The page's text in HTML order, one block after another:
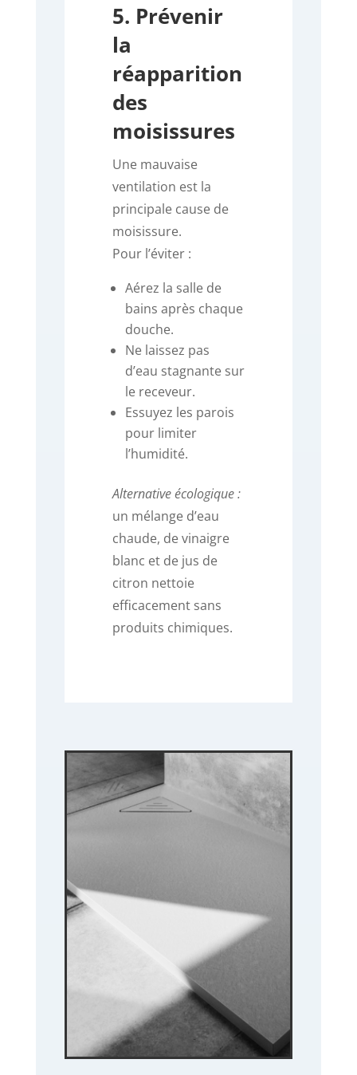
5. Prévenir
la
réapparition
des
moisissures
Une mauvaise
ventilation est la
principale cause de
moisissure.
Pour l’éviter :
Aérez la salle de
bains après chaque
douche.
Ne laissez pas
d’eau stagnante sur
le receveur.
Essuyez les parois
pour limiter
l’humidité.
Alternative écologique :
un mélange d’eau
chaude, de vinaigre
blanc et de jus de
citron nettoie
efficacement sans
produits chimiques.